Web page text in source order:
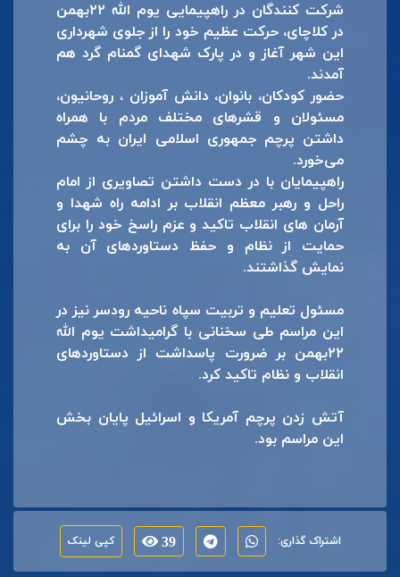
شرکت کنندگان در راهپیمایی یوم الله ۲۲بهمن
در کلاچای، حرکت عظیم خود را از جلوی شهرداری
این شهر آغاز و در پارک شهدای گمنام گرد هم
آمدند.
حضور کودکان، بانوان، دانش آموزان ، روحانیون،
مسئولان و قشرهای مختلف مردم با همراه
داشتن پرچم جمهوری اسلامی ایران به چشم
می‌خورد.
راهپیمایان با در دست داشتن تصاویری از امام
راحل و رهبر معظم انقلاب بر ادامه راه شهدا و
آرمان های انقلاب تاکید و عزم راسخ خود را برای
حمایت از نظام و حفظ دستاوردهای آن به
نمایش گذاشتند.
مسئول تعلیم و تربیت سپاه ناحیه رودسر نیز در
این مراسم طی سخنانی با گرامیداشت یوم الله
۲۲بهمن بر ضرورت پاسداشت از دستاوردهای
انقلاب و نظام تاکید کرد.
آتش زدن پرچم آمریکا و اسرائیل پایان بخش
این مراسم بود.
اشتراک گذاری: 39 کپی لینک